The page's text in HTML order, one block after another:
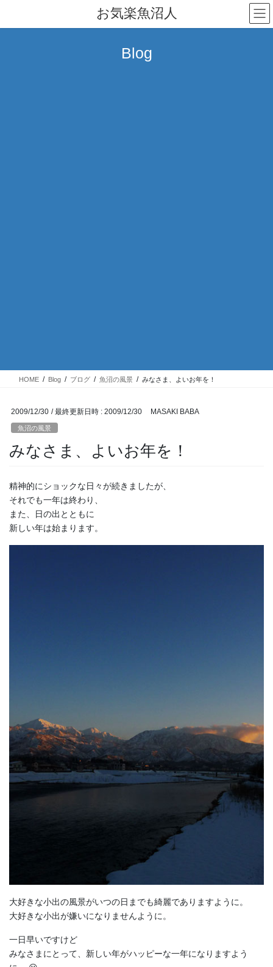
テ
ゲ
お気楽魚沼人
Blog
HOME Blog ブログ 魚沼の風景 みなさま、よいお年を！
2009/12/30 / 最終更新日時 : 2009/12/30 MASAKI BABA
魚沼の風景
みなさま、よいお年を！
精神的にショックな日々が続きましたが、
それでも一年は終わり、
また、日の出とともに
新しい年は始まります。
大好きな小出の風景がいつの日までも綺麗でありますように。
大好きな小出が嫌いになりませんように。
一日早いですけど
みなさまにとって、新しい年がハッピーな一年になりますよう